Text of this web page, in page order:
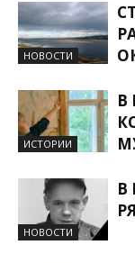
НОВОСТИ
ИСТОРИИ
В
НОВОСТИ
В